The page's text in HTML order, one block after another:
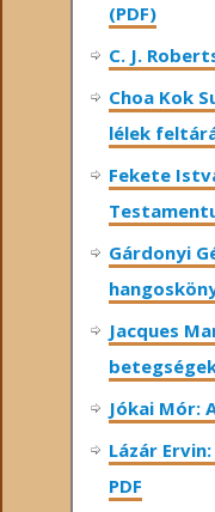
(PDF)
C. J.
Choa Kok
lélek
Fekete
Gárdonyi
Jacques
Jókai Mór:
Lázár
PDF